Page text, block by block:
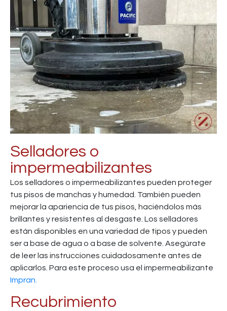
Selladores o
impermeabilizantes
Los selladores o impermeabilizantes pueden proteger
tus pisos de manchas y humedad. También pueden
mejorar la apariencia de tus pisos, haciéndolos más
brillantes y resistentes al desgaste. Los selladores
están disponibles en una variedad de tipos y pueden
ser a base de agua o a base de solvente. Asegúrate
de leer las instrucciones cuidadosamente antes de
aplicarlos. Para este proceso usa el impermeabilizante
Impran.
Recubrimiento